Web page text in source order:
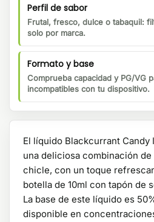
Perfil de sabor
Frutal, fresco, dulce o tabaquil:
solo por marca.
Formato y base
Comprueba capacidad y PG/VG
incompatibles con tu dispositivo.
El líquido Blackcurrant Candy
una deliciosa combinación
chicle, con un toque
botella de 10ml con tapón de
La base de este líquido es
disponible en